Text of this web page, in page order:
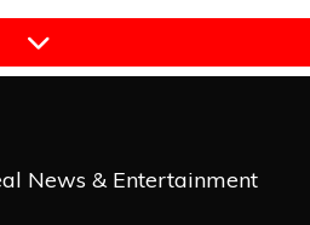
News & Entertainment